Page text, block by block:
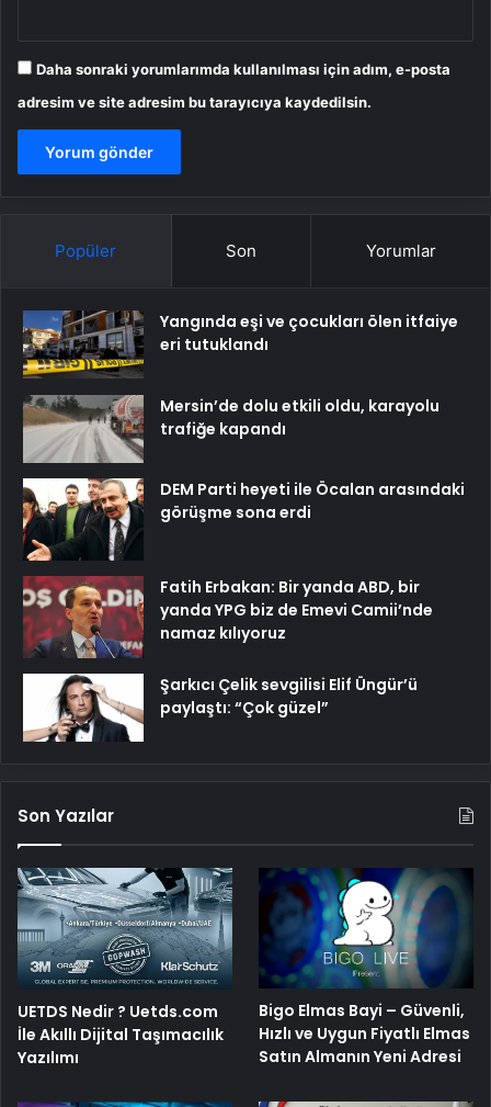
Daha sonraki yorumlarımda kullanılması için adım, e-posta
adresim ve site adresim bu tarayıcıya kaydedilsin.
Popüler Son Yorumlar
Yangında eşi ve çocukları ölen itfaiye
eri tutuklandı
Mersin’de dolu etkili oldu, karayolu
trafiğe kapandı
DEM Parti heyeti ile Öcalan arasındaki
görüşme sona erdi
Fatih Erbakan: Bir yanda ABD, bir
yanda YPG biz de Emevi Camii’nde
namaz kılıyoruz
Şarkıcı Çelik sevgilisi Elif Üngür’ü
paylaştı: “Çok güzel”
Son Yazılar
UETDS Nedir ? Uetds.com
İle Akıllı Dijital Taşımacılık
Yazılımı
Bigo Elmas Bayi – Güvenli,
Hızlı ve Uygun Fiyatlı Elmas
Satın Almanın Yeni Adresi